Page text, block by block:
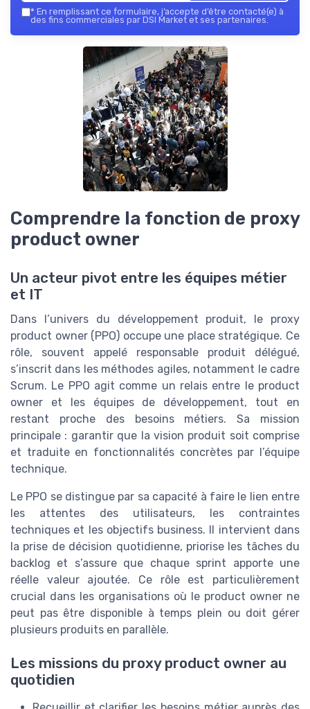
* En remplissant ce formulaire, j’accepte d’être contacté(e) à
des fins commerciales par DSI Market et ses partenaires.
Comprendre la fonction de proxy
product owner
Un acteur pivot entre les équipes métier
et IT
Dans l’univers du développement produit, le proxy
product owner (PPO) occupe une place stratégique. Ce
rôle, souvent appelé responsable produit délégué,
s’inscrit dans les méthodes agiles, notamment le cadre
Scrum. Le PPO agit comme un relais entre le product
owner et les équipes de développement, tout en
restant proche des besoins métiers. Sa mission
principale : garantir que la vision produit soit comprise
et traduite en fonctionnalités concrètes par l’équipe
technique.
Le PPO se distingue par sa capacité à faire le lien entre
les attentes des utilisateurs, les contraintes
techniques et les objectifs business. Il intervient dans
la prise de décision quotidienne, priorise les tâches du
backlog et s’assure que chaque sprint apporte une
réelle valeur ajoutée. Ce rôle est particulièrement
crucial dans les organisations où le product owner ne
peut pas être disponible à temps plein ou doit gérer
plusieurs produits en parallèle.
Les missions du proxy product owner au
quotidien